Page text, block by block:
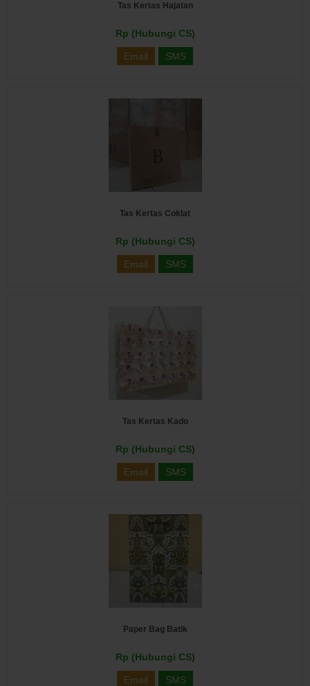
Tas Kertas Hajatan
Rp (Hubungi CS)
Email SMS
Tas Kertas Coklat
Rp (Hubungi CS)
Email SMS
Tas Kertas Kado
Rp (Hubungi CS)
Email SMS
Paper Bag Batik
Rp (Hubungi CS)
Email SMS